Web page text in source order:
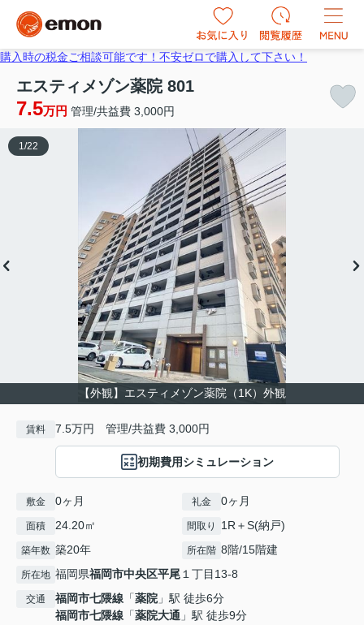
購入時の税金ご相談可能です！不安ゼロで購入して下さい！
エスティメゾン薬院 801
7.5万円 管理/共益費 3,000円
【外観】エスティメゾン薬院（1K）外観
1 /22
賃料 7.5万円 管理/共益費 3,000円
初期費用シミュレーション
敷金 0ヶ月 礼金 0ヶ月
面積 24.20㎡ 間取り 1R＋S(納戸)
築年数 築20年 所在階 8階/15階建
所在地 福岡県福岡市中央区平尾 １丁目13-8
交通 福岡市七隈線 「薬院 」駅 徒歩6分
福岡市七隈線 「薬院大通 」駅 徒歩9分